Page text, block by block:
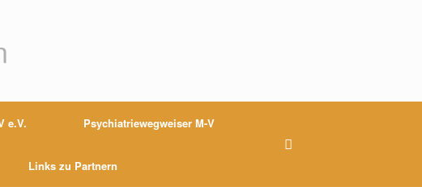
e.V. Psychiatriewegweiser M-V
Links zu Partnern